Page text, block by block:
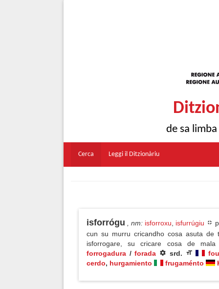
de sa
Cerca Leggi il Ditzionàriu
isforrógu , nm: isforroxu isfurrúgiu
cun su murru cricandho cosa asuta
isforrogare, su cricare cosa de
forrogadura / forada srd.
cerdo, hurgamiento frugaménto